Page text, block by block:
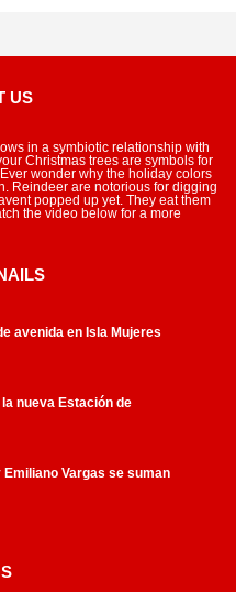
US
in a symbiotic relationship with
Christmas trees are symbols for
wonder why the holiday colors
Reindeer are notorious for digging
popped up yet. They eat them
the video below for a more
avenida en Isla Mujeres
nueva Estación de
Emiliano Vargas se suman